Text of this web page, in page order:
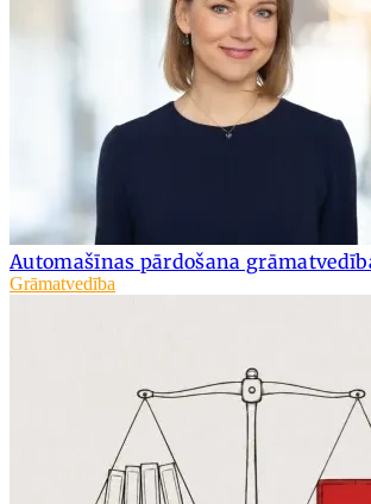
Automašīnas pārdošana
Grāmatvedība